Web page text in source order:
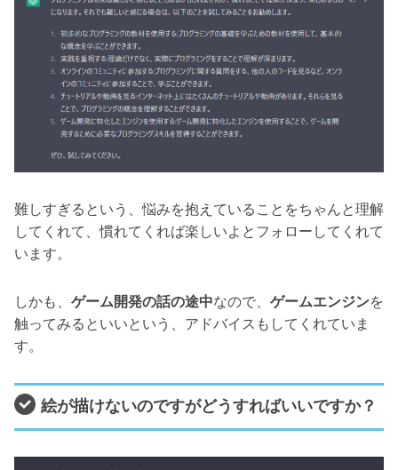
難しすぎるという、悩みを抱えていることをちゃんと理解
してくれて、慣れてくれば楽しいよとフォローしてくれて
います。
しかも、 ゲーム開発の話の途中なので、 ゲームエンジンを
触ってみるといいという、アドバイスもしてくれていま
す。
絵が描けないのですがどうすればいいですか？